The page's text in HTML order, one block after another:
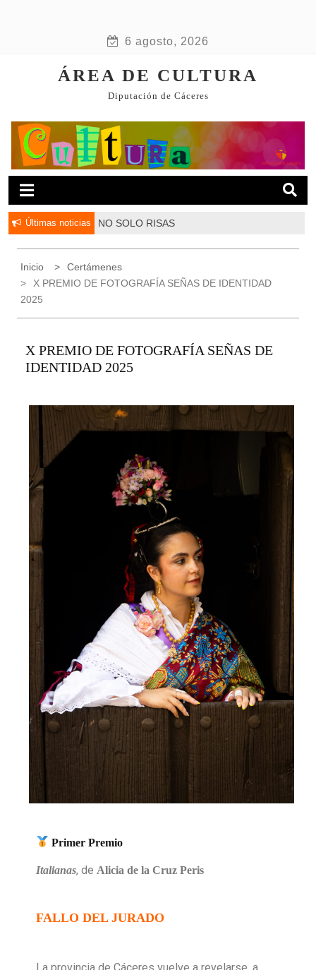
6 agosto, 2026
ÁREA DE CULTURA
Diputación de Cáceres
Últimas noticias NO SOLO RISAS
Inicio
Certámenes
X PREMIO DE FOTOGRAFÍA SEÑAS DE IDENTIDAD
2025
X PREMIO DE FOTOGRAFÍA SEÑAS DE
IDENTIDAD 2025
Primer Premio
Italianas, de Alicia de la Cruz Peris
FALLO DEL JURADO
La provincia de Cáceres vuelve a revelarse, a